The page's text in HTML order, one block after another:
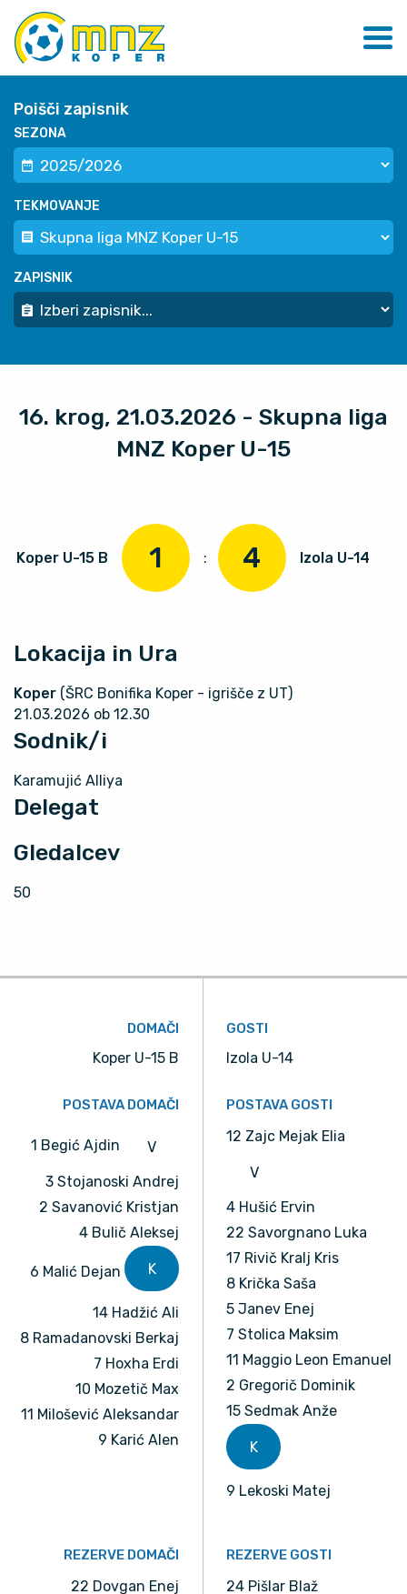
Poišči zapisnik
SEZONA
TEKMOVANJE
ZAPISNIK
16. krog, 21.03.2026 - Skupna liga
MNZ Koper U-15
Koper U-15 B 1 : 4 Izola U-14
Lokacija in Ura
Koper (ŠRC Bonifika Koper - igrišče z UT)
21.03.2026 ob 12.30
Sodnik/i
Karamujić Alliya
Delegat
Gledalcev
50
DOMAČI
Koper U-15 B
GOSTI
Izola U-14
POSTAVA DOMAČI
1 Begić Ajdin V
3 Stojanoski Andrej
2 Savanović Kristjan
4 Bulič Aleksej
6 Malić Dejan K
14 Hadžić Ali
8 Ramadanovski Berkaj
7 Hoxha Erdi
10 Mozetič Max
11 Milošević Aleksandar
9 Karić Alen
POSTAVA GOSTI
12 Zajc Mejak Elia
V
4 Hušić Ervin
22 Savorgnano Luka
17 Rivič Kralj Kris
8 Krička Saša
5 Janev Enej
7 Stolica Maksim
11 Maggio Leon Emanuel
2 Gregorič Dominik
15 Sedmak Anže
K
9 Lekoski Matej
REZERVE DOMAČI
22 Dovgan Enej
REZERVE GOSTI
24 Pišlar Blaž